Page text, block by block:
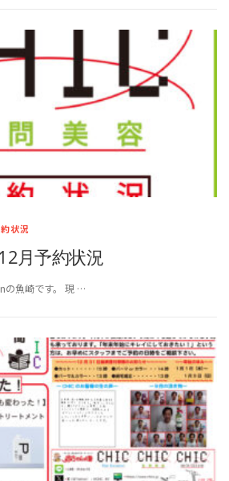
状況
月予約状況
の魚崎です。 現 …